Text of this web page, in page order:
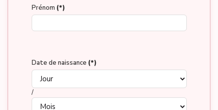
Prénom (*)
Date de naissance (*)
/